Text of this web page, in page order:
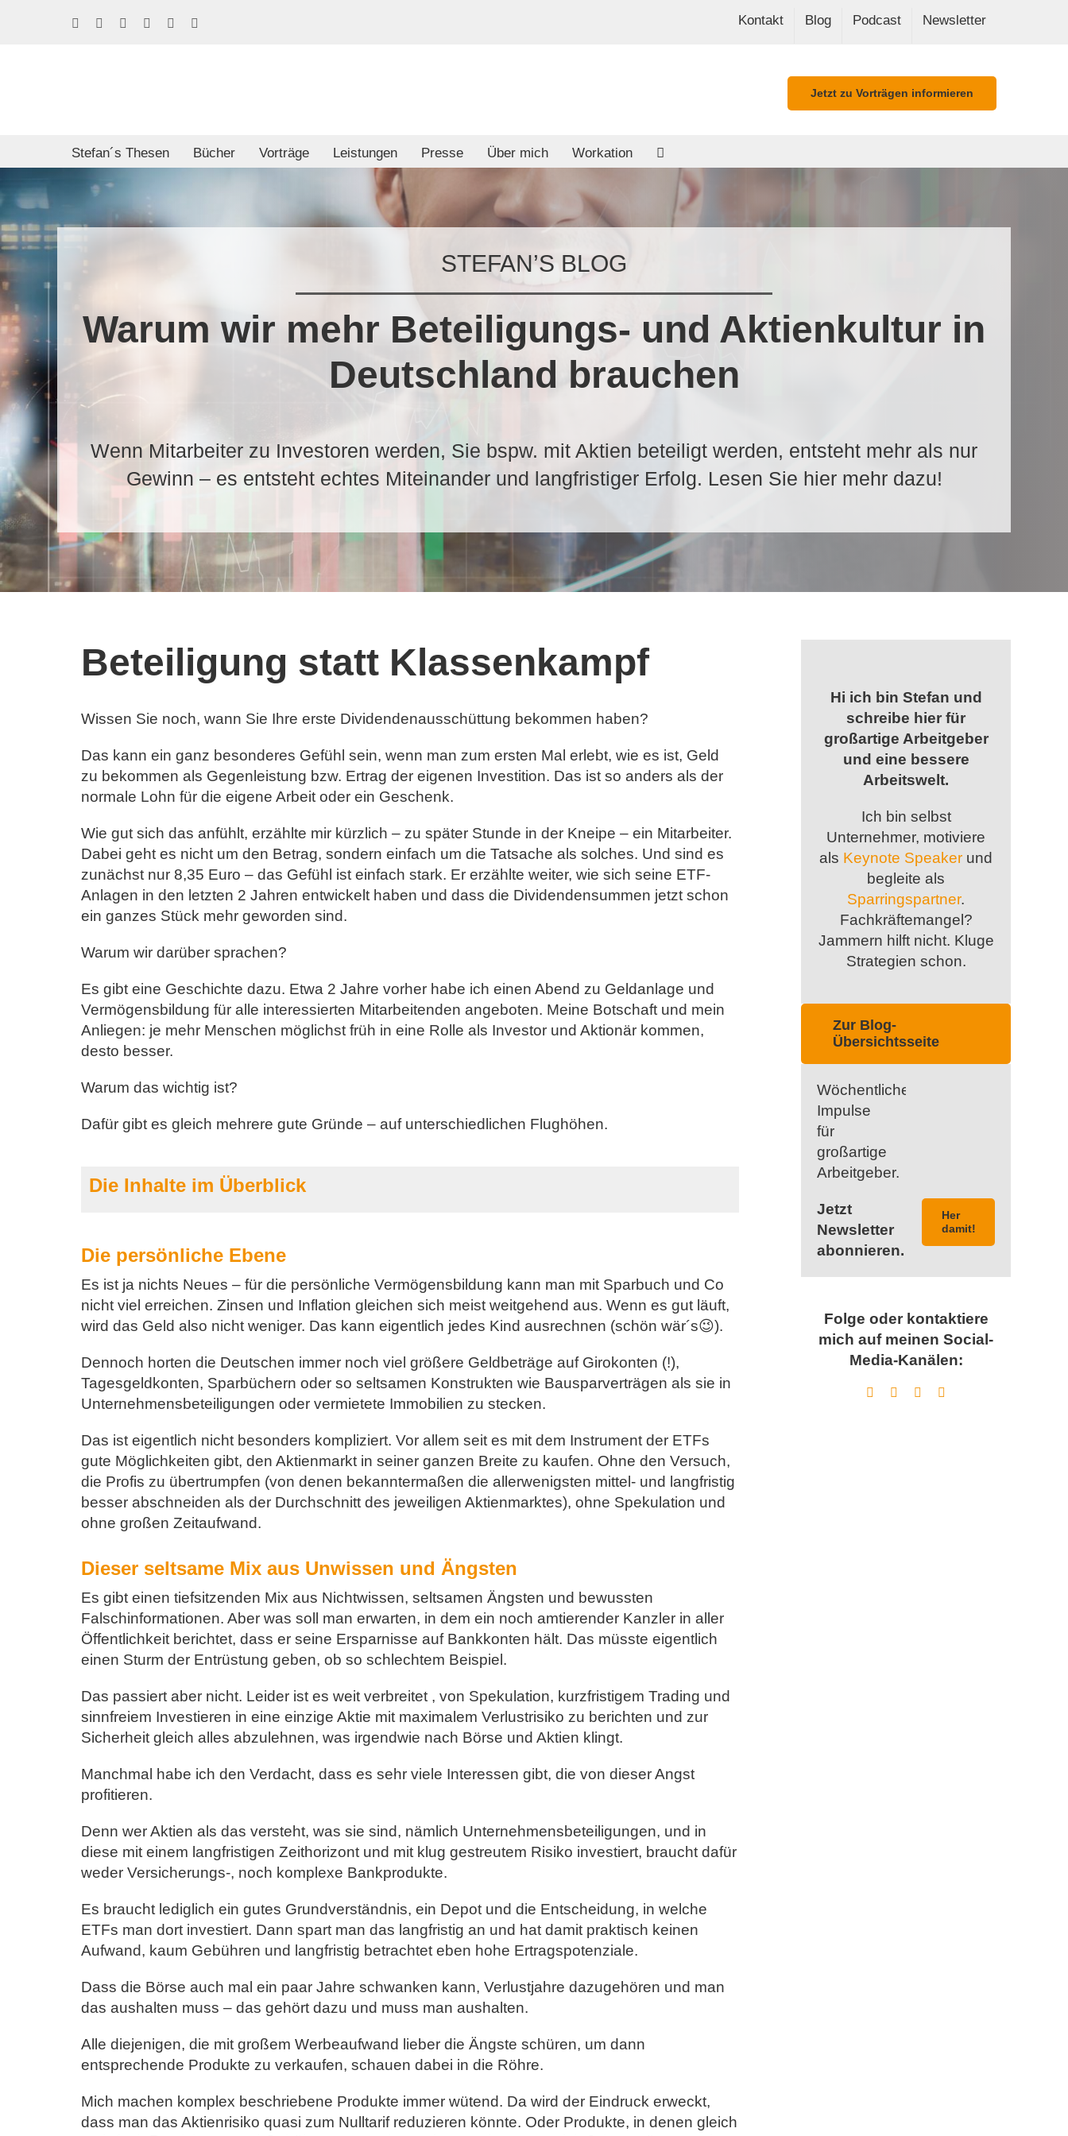
FacebookLinkedIn
Xing Spotify Kontakt Blog Podcast Newsletter
Jetzt zu Vorträgen informieren
Stefan´s Thesen Bücher Vorträge Leistungen Presse Über mich Workation
STEFAN’S BLOG
Warum wir mehr Beteiligungs- und Aktienkultur in
Deutschland brauchen
Wenn Mitarbeiter zu Investoren werden, Sie bspw. mit Aktien beteiligt werden, entsteht mehr als nur
Gewinn – es entsteht echtes Miteinander und langfristiger Erfolg. Lesen Sie hier mehr dazu!
Beteiligung statt Klassenkampf
Wissen Sie noch, wann Sie Ihre erste Dividendenausschüttung bekommen haben?
Das kann ein ganz besonderes Gefühl sein, wenn man zum ersten Mal erlebt, wie es ist, Geld
zu bekommen als Gegenleistung bzw. Ertrag der eigenen Investition. Das ist so anders als der
normale Lohn für die eigene Arbeit oder ein Geschenk.
Wie gut sich das anfühlt, erzählte mir kürzlich – zu später Stunde in der Kneipe – ein Mitarbeiter.
Dabei geht es nicht um den Betrag, sondern einfach um die Tatsache als solches. Und sind es
zunächst nur 8,35 Euro – das Gefühl ist einfach stark. Er erzählte weiter, wie sich seine ETF-
Anlagen in den letzten 2 Jahren entwickelt haben und dass die Dividendensummen jetzt schon
ein ganzes Stück mehr geworden sind.
Warum wir darüber sprachen?
Es gibt eine Geschichte dazu. Etwa 2 Jahre vorher habe ich einen Abend zu Geldanlage und
Vermögensbildung für alle interessierten Mitarbeitenden angeboten. Meine Botschaft und mein
Anliegen: je mehr Menschen möglichst früh in eine Rolle als Investor und Aktionär kommen,
desto besser.
Warum das wichtig ist?
Dafür gibt es gleich mehrere gute Gründe – auf unterschiedlichen Flughöhen.
Die Inhalte im Überblick
Die persönliche Ebene
Es ist ja nichts Neues – für die persönliche Vermögensbildung kann man mit Sparbuch und Co
nicht viel erreichen. Zinsen und Inflation gleichen sich meist weitgehend aus. Wenn es gut läuft,
wird das Geld also nicht weniger. Das kann eigentlich jedes Kind ausrechnen (schön wär´s😉).
Dennoch horten die Deutschen immer noch viel größere Geldbeträge auf Girokonten (!),
Tagesgeldkonten, Sparbüchern oder so seltsamen Konstrukten wie Bausparverträgen als sie in
Unternehmensbeteiligungen oder vermietete Immobilien zu stecken.
Das ist eigentlich nicht besonders kompliziert. Vor allem seit es mit dem Instrument der ETFs
gute Möglichkeiten gibt, den Aktienmarkt in seiner ganzen Breite zu kaufen. Ohne den Versuch,
die Profis zu übertrumpfen (von denen bekanntermaßen die allerwenigsten mittel- und langfristig
besser abschneiden als der Durchschnitt des jeweiligen Aktienmarktes), ohne Spekulation und
ohne großen Zeitaufwand.
Dieser seltsame Mix aus Unwissen und Ängsten
Es gibt einen tiefsitzenden Mix aus Nichtwissen, seltsamen Ängsten und bewussten
Falschinformationen. Aber was soll man erwarten, in dem ein noch amtierender Kanzler in aller
Öffentlichkeit berichtet, dass er seine Ersparnisse auf Bankkonten hält. Das müsste eigentlich
einen Sturm der Entrüstung geben, ob so schlechtem Beispiel.
Das passiert aber nicht. Leider ist es weit verbreitet , von Spekulation, kurzfristigem Trading und
sinnfreiem Investieren in eine einzige Aktie mit maximalem Verlustrisiko zu berichten und zur
Sicherheit gleich alles abzulehnen, was irgendwie nach Börse und Aktien klingt.
Manchmal habe ich den Verdacht, dass es sehr viele Interessen gibt, die von dieser Angst
profitieren.
Denn wer Aktien als das versteht, was sie sind, nämlich Unternehmensbeteiligungen, und in
diese mit einem langfristigen Zeithorizont und mit klug gestreutem Risiko investiert, braucht dafür
weder Versicherungs-, noch komplexe Bankprodukte.
Es braucht lediglich ein gutes Grundverständnis, ein Depot und die Entscheidung, in welche
ETFs man dort investiert. Dann spart man das langfristig an und hat damit praktisch keinen
Aufwand, kaum Gebühren und langfristig betrachtet eben hohe Ertragspotenziale.
Dass die Börse auch mal ein paar Jahre schwanken kann, Verlustjahre dazugehören und man
das aushalten muss – das gehört dazu und muss man aushalten.
Alle diejenigen, die mit großem Werbeaufwand lieber die Ängste schüren, um dann
entsprechende Produkte zu verkaufen, schauen dabei in die Röhre.
Mich machen komplex beschriebene Produkte immer wütend. Da wird der Eindruck erweckt,
dass man das Aktienrisiko quasi zum Nulltarif reduzieren könnte. Oder Produkte, in denen gleich
Hi ich bin Stefan und
schreibe hier für
großartige Arbeitgeber
und eine bessere
Arbeitswelt.
Ich bin selbst
Unternehmer, motiviere
als Keynote Speaker und
begleite als
Sparringspartner.
Fachkräftemangel?
Jammern hilft nicht. Kluge
Strategien schon.
Zur Blog-
Übersichtsseite
Wöchentliche
Impulse
für
großartige
Arbeitgeber.
Jetzt
Newsletter
abonnieren.
Her
damit!
Folge oder kontaktiere
mich auf meinen Social-
Media-Kanälen: